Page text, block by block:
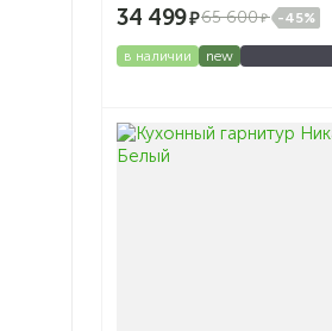
34 499 65 600 -45%
в наличии new